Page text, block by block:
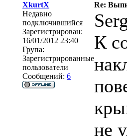
XkurtX
Re:
Недавно
подключившийся
Зарегистрирован:
16/01/2012 23:40
Група:
Зарегистрированные
пользователи
Сообщений: 6
К
не